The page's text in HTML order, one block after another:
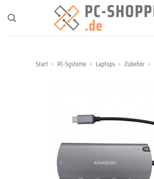
Inhalt
springen
Start » PC-Systeme » Laptops » Zubehör »